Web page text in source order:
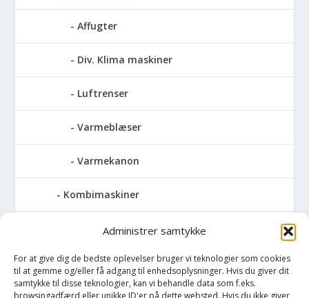
Administrer samtykke
For at give dig de bedste oplevelser bruger vi teknologier som cookies
til at gemme og/eller få adgang til enhedsoplysninger. Hvis du giver dit
samtykke til disse teknologier, kan vi behandle data som f.eks.
Affugter
Div. Klima maskiner
Luftrenser
Varmeblæser
Varmekanon
Kombimaskiner
Kompressor
Pressemaskiner
Save